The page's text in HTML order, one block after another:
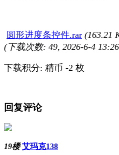
圆形进度条控件.rar (163.21
(下载次数: 49, 2026-6-4
下载积分: 精币 -2 枚
回复评论
19楼 艾玛克138